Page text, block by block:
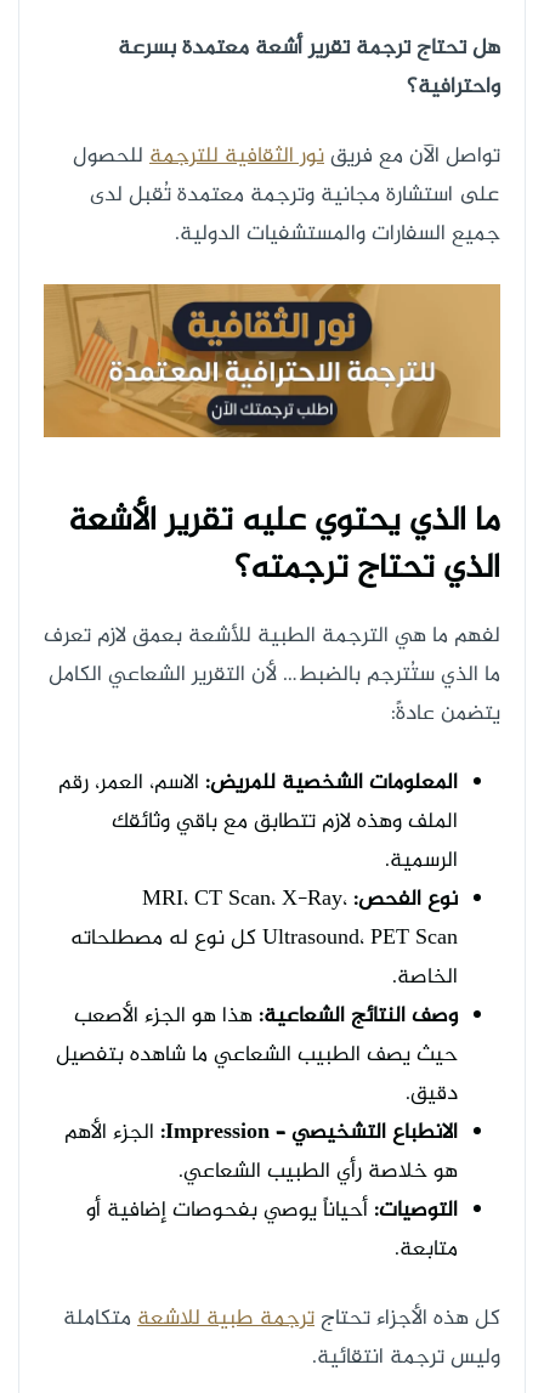
هل تحتاج ترجمة تقرير أشعة معتمدة بسرعة
واحترافية؟
تواصل الآن مع فريقنور الثقافية للترجمة للحصول
على استشارة مجانية وترجمة معتمدة تُقبل لدى
جميع السفارات والمستشفيات الدولية.
ما الذي يحتوي عليه تقرير الأشعة
الذي تحتاج ترجمته؟
لفهم ما هي الترجمة الطبية للأشعة بعمق لازم تعرف
ما الذي ستُترجم بالضبط… لأن التقرير الشعاعي الكامل
يتضمن عادةً:
المعلومات الشخصية للمريض: الاسم، العمر، رقم
الملف وهذه لازم تتطابق مع باقي وثائقك
الرسمية.
نوع الفحص: MRI، CT Scan، X-Ray،
Ultrasound، PET Scan كل نوع له مصطلحاته
الخاصة.
وصف النتائج الشعاعية: هذا هو الجزء الأصعب
حيث يصف الطبيب الشعاعي ما شاهده بتفصيل
دقيق.
الانطباع التشخيصي – Impression:
الجزء الأهم
هو خلاصة رأي الطبيب الشعاعي.
التوصيات: أحياناً يوصي بفحوصات إضافية أو
متابعة.
كل هذه الأجزاء تحتاج ترجمة طبية للاشعة متكاملة
وليس ترجمة انتقائية.